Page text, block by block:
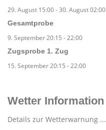
29. August 15:00-30. August 02:00
Gesamtprobe
9. September 20:15 -22:00
Zugsprobe 1. Zug
15. September 20:15 -22:00
Wetter Information
Details zur Wetterwarnung ...